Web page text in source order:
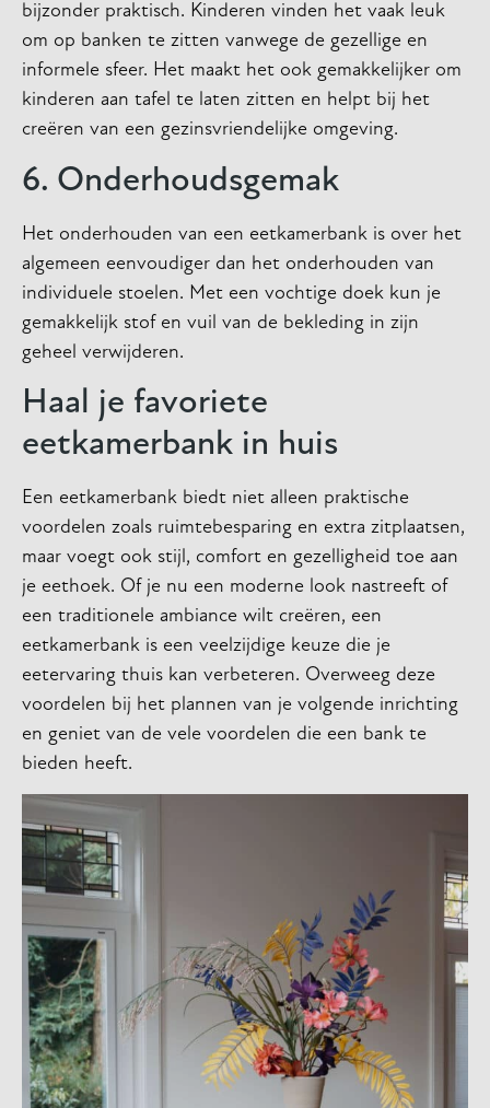
bijzonder praktisch. Kinderen vinden het vaak leuk
om op banken te zitten vanwege de gezellige en
informele sfeer. Het maakt het ook gemakkelijker om
kinderen aan tafel te laten zitten en helpt bij het
creëren van een gezinsvriendelijke omgeving.
6. Onderhoudsgemak
Het onderhouden van een eetkamerbank is over het
algemeen eenvoudiger dan het onderhouden van
individuele stoelen. Met een vochtige doek kun je
gemakkelijk stof en vuil van de bekleding in zijn
geheel verwijderen.
Haal je favoriete
eetkamerbank in huis
Een eetkamerbank biedt niet alleen praktische
voordelen zoals ruimtebesparing en extra zitplaatsen,
maar voegt ook stijl, comfort en gezelligheid toe aan
je eethoek. Of je nu een moderne look nastreeft of
een traditionele ambiance wilt creëren, een
eetkamerbank is een veelzijdige keuze die je
eetervaring thuis kan verbeteren. Overweeg deze
voordelen bij het plannen van je volgende inrichting
en geniet van de vele voordelen die een bank te
bieden heeft.